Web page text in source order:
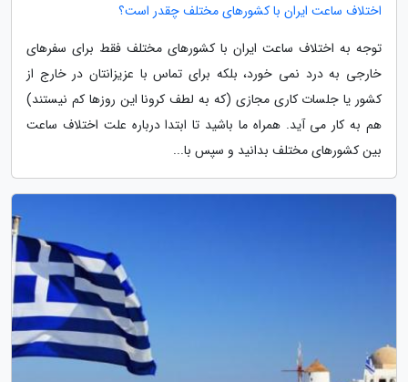
اختلاف ساعت ایران با کشورهای مختلف چقدر است؟
توجه به اختلاف ساعت ایران با کشورهای مختلف فقط برای سفرهای
خارجی به درد نمی خورد، بلکه برای تماس با عزیزانتان در خارج از
کشور یا جلسات کاری مجازی (که به لطف کرونا این روزها کم نیستند)
هم به کار می آید. همراه ما باشید تا ابتدا درباره علت اختلاف ساعت
بین کشورهای مختلف بدانید و سپس با...